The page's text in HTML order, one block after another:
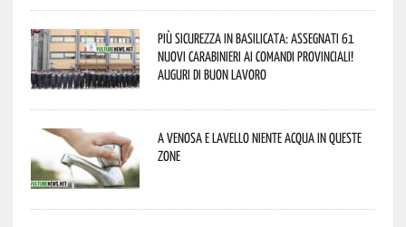
Più sicurezza in Basilicata: assegnati 61
nuovi Carabinieri ai Comandi provinciali!
Auguri di buon lavoro
A Venosa e Lavello niente acqua in queste
zone